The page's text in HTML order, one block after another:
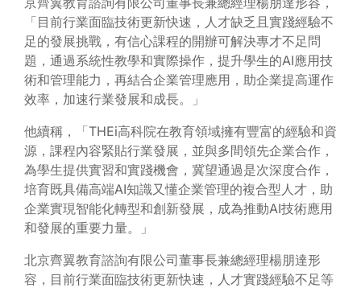
「目前行業面臨技術更新快速，人才缺乏且實踐經驗不
足的發展挑戰，有信心課程的開辦可解決專才不足問
題，通過系統性教學和實際操作，提升學生的AI應用技
術和管理能力，再結合企業管理應用，助企業提高運作
效率，加速行業發展和成長。」
他續稱，「THEi高科院在教育領域擁有豐富的經驗和資
源，課程內容緊貼行業發展，並與多間領先企業合作，
為學生提供實習和實踐機會，冀望通過是次深度合作，
培育既具備高端AI知識又懂企業管理的複合型人才，助
企業實現智能化轉型和創新發展，成為推動AI技術應用
和發展的重要力量。」
北京齊翼教育諮詢有限公司董事長兼總經理楊朋達形
容，目前行業面臨技術更新快速，人才實踐經驗不足等